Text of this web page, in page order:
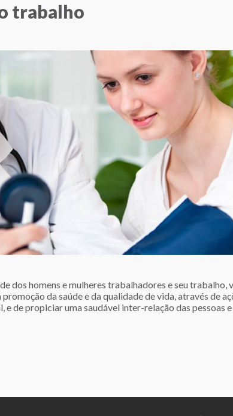
trabalho
dos homens e mulheres trabalhadores e seu trabalho,
da saúde e da qualidade de vida, através de
e de propiciar uma saudável inter-relação das pessoas